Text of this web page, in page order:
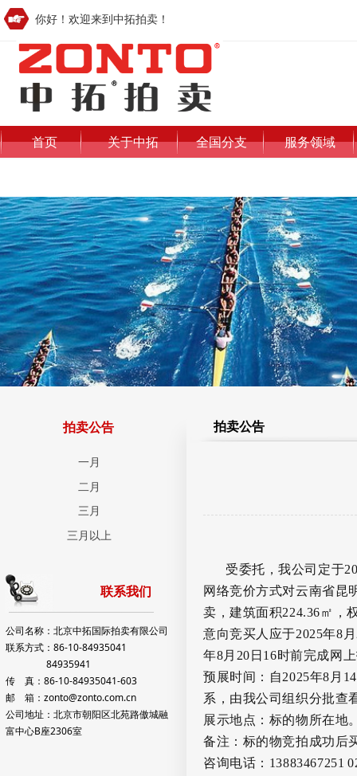
你好！欢迎来到中拓拍卖！
首页 关于中拓 全国分支 服务领域
联系我们
公司名称：北京中拓国际拍卖有限公司
联系方式：86-10-84935041
84935941
传 真：86-10-84935041-603
邮 箱：zonto@zonto.com.cn
公司地址：北京市朝阳区北苑路傲城融
富中心B座2306室
拍卖公告
受委托，我公司定于
网络竞价方式对云南省昆
卖，建筑面积224.36㎡，
意向竞买人应于2025年8 月
年8月 20 日 16时前完成网
预展时间：自2025年8 月 14
系，由我公司组织分批查
展示地点：标的物所在地
备注：标的物竞拍成功后
咨询电话： 13883467251
拍卖公告
一月
二月
三月
三月以上